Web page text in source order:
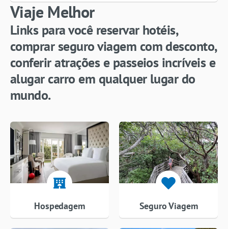
Viaje Melhor
Links para você reservar hotéis,
comprar seguro viagem com desconto,
conferir atrações e passeios incríveis e
alugar carro em qualquer lugar do
mundo.
Hospedagem Seguro Viagem